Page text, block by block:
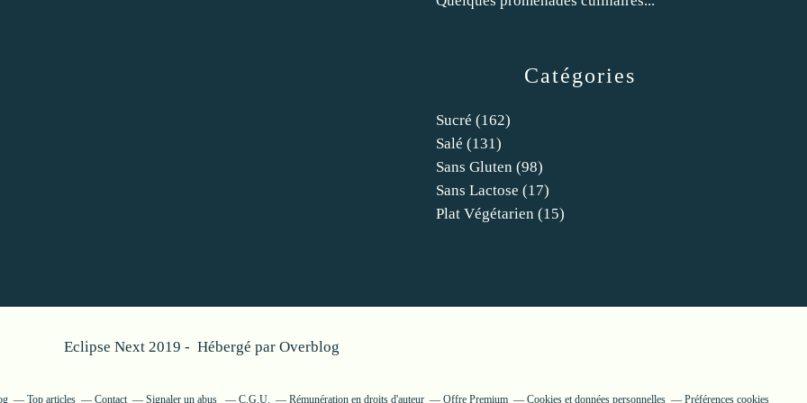
Catégories
Sucré (162)
Salé (131)
Sans Gluten (98)
Sans Lactose (17)
Plat Végétarien (15)
Eclipse Next 2019 - Hébergé par Overblog
Top articles Contact Signaler un abus C.G.U. Rémunération en droits d'auteur Offre Premium Cookies et données personnelles Préférences cookies